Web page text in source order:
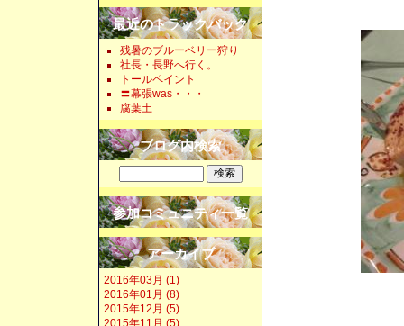
最近のトラックバック
残暑のブルーベリー狩り
社長・長野へ行く。
トールペイント
〓幕張was・・・
腐葉土
ブログ内検索
参加コミュニティ一覧
アーカイブ
2016年03月 (1)
2016年01月 (8)
2015年12月 (5)